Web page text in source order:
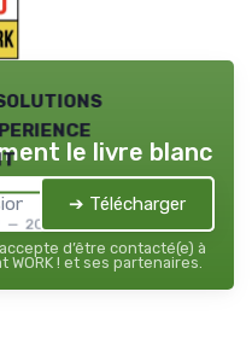
— 2026
le livre blanc
➔ Télécharger
d’être contacté(e) à
! et ses partenaires.